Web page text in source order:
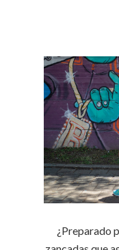
¿Preparado